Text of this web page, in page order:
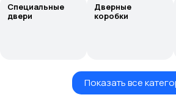
Специальные
двери
Дверные
коробки
Показать все